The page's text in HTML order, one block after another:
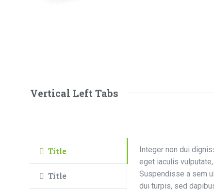
Vertical Left Tabs
Title
Title
Integer non dui
eget iaculis
Suspendisse a sem
dui turpis, sed